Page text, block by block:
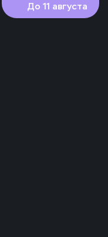
До 11 августа